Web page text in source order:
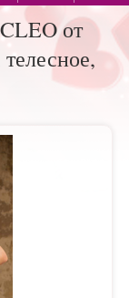
от